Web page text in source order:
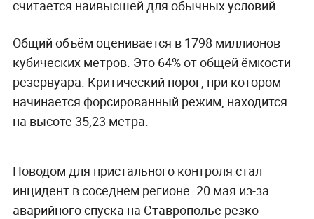
считается наивысшей для обычных условий.
Общий объём оценивается в 1798 миллионов
кубических метров. Это 64% от общей ёмкости
резервуара. Критический порог, при котором
начинается форсированный режим, находится
на высоте 35,23 метра.
Поводом для пристального контроля стал
инцидент в соседнем регионе. 20 мая из-за
аварийного спуска на Ставрополье резко